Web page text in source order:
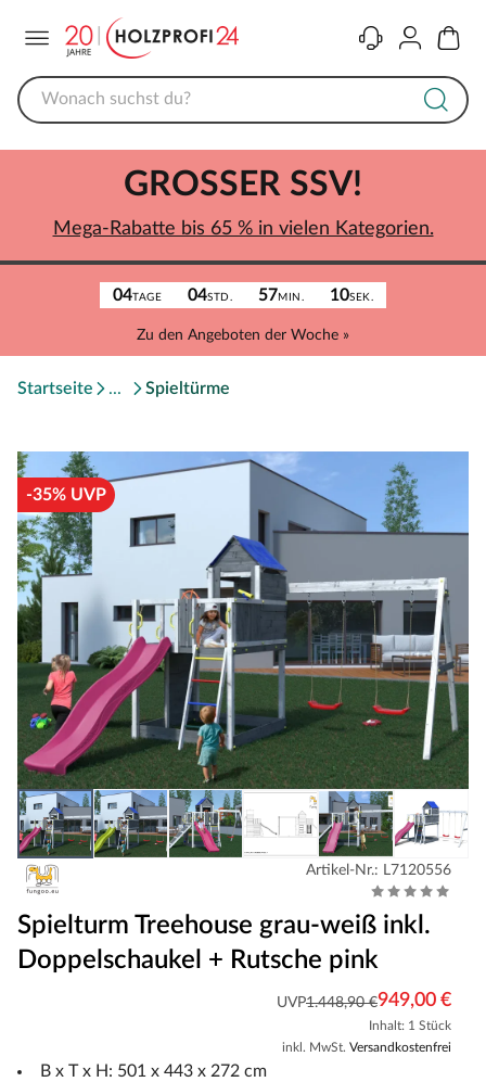
KontaktKonto
04TAGE 04STD. 57MIN. 10SEK.
Zu den Angeboten der Woche »
GROSSER SSV!
Mega-Rabatte bis 65 % in vielen Kategorien.
Startseite Spieltürme
-35% UVP
Artikel-Nr.: L7120556
Spielturm Treehouse grau-weiß inkl.
Doppelschaukel + Rutsche pink
UVP1.448,90 €949,00 €
Inhalt: 1 Stück
inkl. MwSt. Versandkostenfrei
B x T x H: 501 x 443 x 272 cm